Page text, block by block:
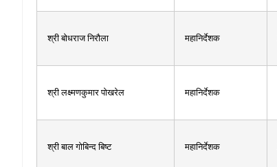
श्री बोधराज निरौला महानिर्देशक
श्री लक्ष्मणकुमार पोखरेल महानिर्देशक
श्री बाल गोबिन्द बिष्ट महानिर्देशक